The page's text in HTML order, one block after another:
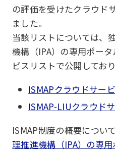
の評価を受けたクラウド
ました。
当該リストについては、
機構（IPA）の専用ポー
ビスリストで公開しており
ISMAPクラウドサー
ISMAP-LIUクラウド
ISMAP制度の概要につい
理推進機構（IPA）の専